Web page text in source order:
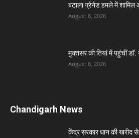
बटाला ग्रेनेड हमले में शामिल
August 8, 2026
मुक्तसर की तियां में पहुंचीं
August 8, 2026
Chandigarh News
केंद्र सरकार धान की खरीद